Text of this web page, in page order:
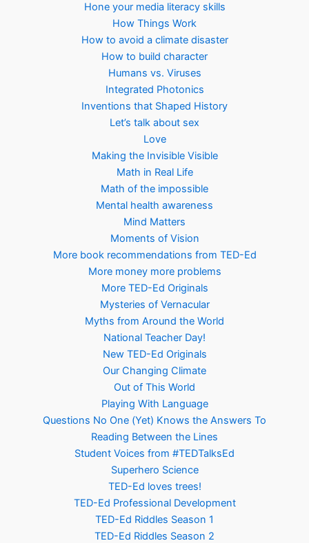
Hone your media literacy skills
How Things Work
How to avoid a climate disaster
How to build character
Humans vs. Viruses
Integrated Photonics
Inventions that Shaped History
Let’s talk about sex
Love
Making the Invisible Visible
Math in Real Life
Math of the impossible
Mental health awareness
Mind Matters
Moments of Vision
More book recommendations from TED-Ed
More money more problems
More TED-Ed Originals
Mysteries of Vernacular
Myths from Around the World
National Teacher Day!
New TED-Ed Originals
Our Changing Climate
Out of This World
Playing With Language
Questions No One (Yet) Knows the Answers To
Reading Between the Lines
Student Voices from #TEDTalksEd
Superhero Science
TED-Ed loves trees!
TED-Ed Professional Development
TED-Ed Riddles Season 1
TED-Ed Riddles Season 2